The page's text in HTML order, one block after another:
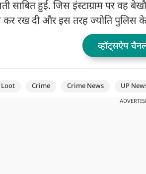
साबित हुई. जिस इंस्टाग्राम पर वह
रख दी और इस तरह ज्योति
व्हॉट्सऐप
Loot Crime Crime News UP